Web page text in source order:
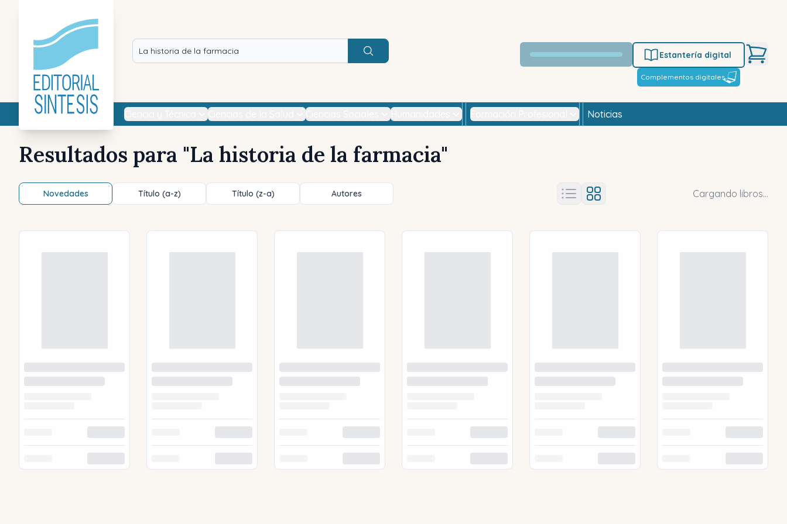
Buscar
Estantería digital
Complementos digitales
Noticias
Resultados para "La historia de la farmacia"
Novedades Título (a-z) Título (z-a) Autores Cargando libros...